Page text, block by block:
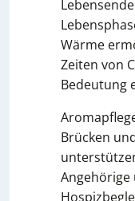
Wärme
Zeiten von
Bedeutung
Brücken